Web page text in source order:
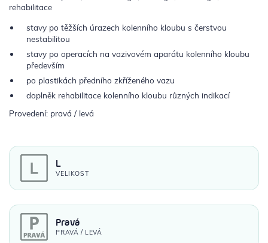
rehabilitace
stavy po těžších úrazech kolenního kloubu s čerstvou
nestabilitou
stavy po operacích na vazivovém aparátu kolenního kloubu
především
po plastikách předního zkříženého vazu
doplněk rehabilitace kolenního kloubu různých indikací
Provedení: pravá / levá
L
VELIKOST
Pravá
PRAVÁ / LEVÁ